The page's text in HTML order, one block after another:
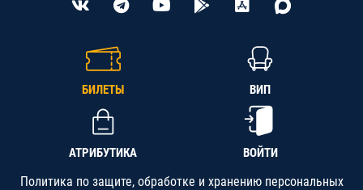
БИЛЕТЫ ВИП
АТРИБУТИКА ВОЙТИ
Политика по защите, обработке и хранению персональных